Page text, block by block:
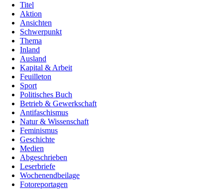
Titel
Aktion
Ansichten
Schwerpunkt
Thema
Inland
Ausland
Kapital & Arbeit
Feuilleton
Sport
Politisches Buch
Betrieb & Gewerkschaft
Antifaschismus
Natur & Wissenschaft
Feminismus
Geschichte
Medien
Abgeschrieben
Leserbriefe
Wochenendbeilage
Fotoreportagen